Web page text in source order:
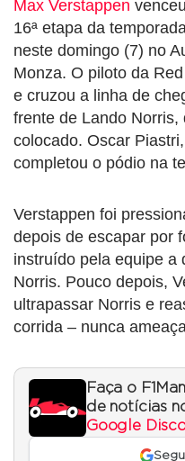
Max Verstappen
16ª etapa da
neste domingo (7) no
Monza. O piloto da
e cruzou a linha de
frente de Lando
colocado. Oscar
completou o pódio na
Verstappen foi
depois de escapar por
instruído pela equipe a
Norris. Pouco depois,
ultrapassar Norris e
corrida – nunca
Faça o
de notícias
Google